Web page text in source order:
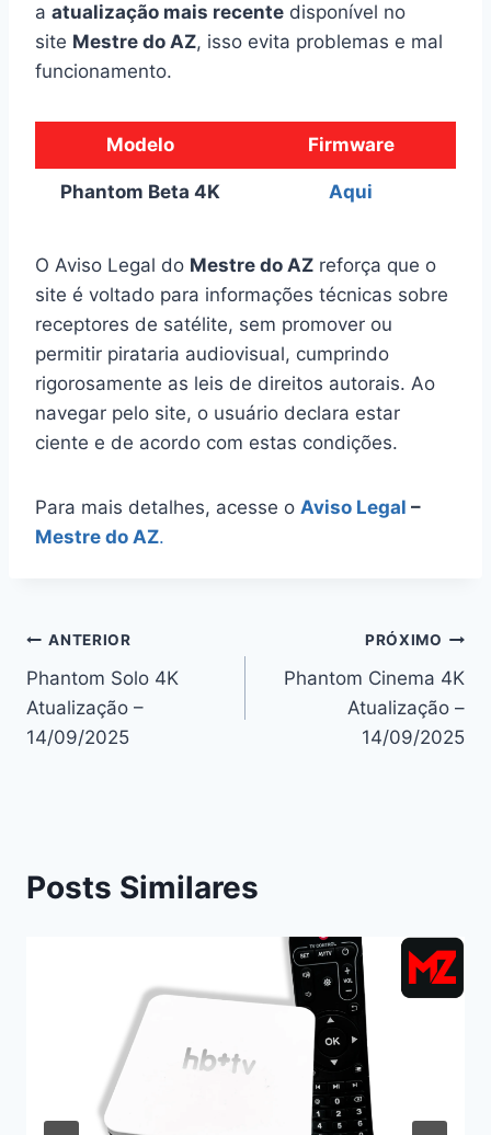
a atualização mais recente disponível no
site Mestre do AZ, isso evita problemas e mal
funcionamento.
Modelo Firmware
Phantom Beta 4K Aqui
O Aviso Legal do Mestre do AZ reforça que o
site é voltado para informações técnicas sobre
receptores de satélite, sem promover ou
permitir pirataria audiovisual, cumprindo
rigorosamente as leis de direitos autorais. Ao
navegar pelo site, o usuário declara estar
ciente e de acordo com estas condições.
Para mais detalhes, acesse o Aviso Legal –
Mestre do AZ.
Navegação
de
Post
ANTERIOR
Phantom Solo 4K
Atualização –
14/09/2025
PRÓXIMO
Phantom Cinema 4K
Atualização –
14/09/2025
Posts Similares